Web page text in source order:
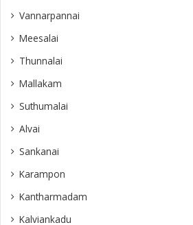
Vannarpannai
Meesalai
Thunnalai
Mallakam
Suthumalai
Alvai
Sankanai
Karampon
Kantharmadam
Kalviankadu